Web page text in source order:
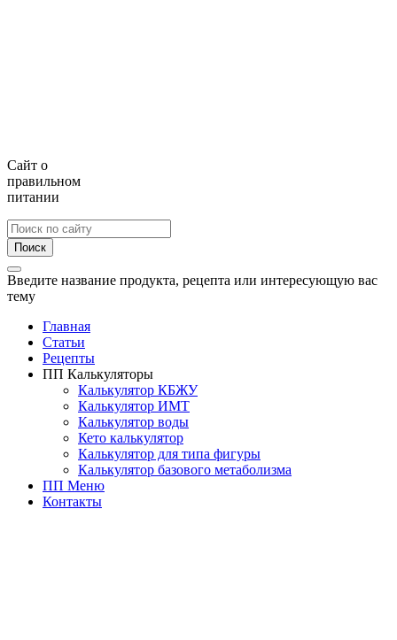
Сайт о
правильном
питании
Поиск
Введите название продукта, рецепта или интересующую вас
тему
Главная
Статьи
Рецепты
ПП Калькуляторы
Калькулятор КБЖУ
Калькулятор ИМТ
Калькулятор воды
Кето калькулятор
Калькулятор для типа фигуры
Калькулятор базового метаболизма
ПП Меню
Контакты